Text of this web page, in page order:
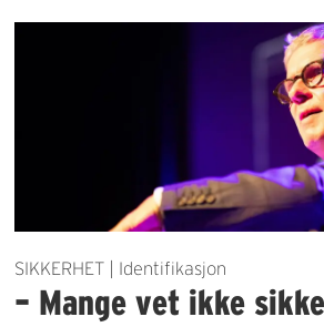
SIKKERHET | Identifikasjon
– Mange vet ikke